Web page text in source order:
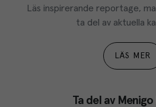
Läs inspirerande reportage,
ta del av aktuella
LÄS MER
Ta del av